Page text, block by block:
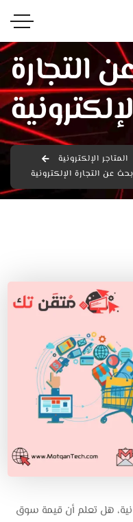
التجارة
المتاجر الإلكترونية
بحث عن التجارة الإلكترونية
هل تعلم أن قيمة سوق